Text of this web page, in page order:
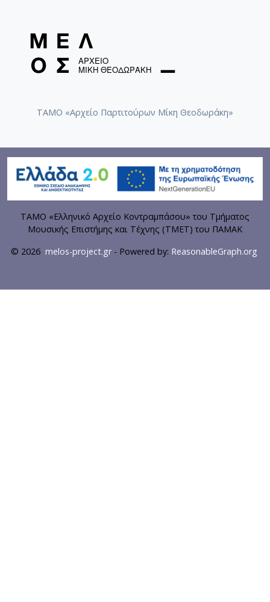
ΤΑΜΟ «Αρχείο Παρτιτούρων Μίκη Θεοδωράκη»
ΤΑΜΟ «Ελληνικό Αρχείο Κοντραμπάσου» του Τμήματος
Μουσικής Επιστήμης και Τέχνης (ΤΜΕΤ) του ΠΑΜΑΚ
© 2026 melos-project.gr- Powered by: ReasonableGraph.org